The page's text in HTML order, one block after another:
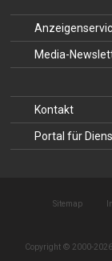
Media-
Kontakt
Portal für
Sitemap
Copyright © 2000-